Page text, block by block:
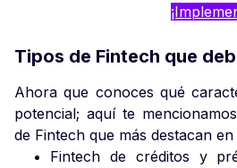
Tipos de Fintech que
Ahora que conoces qué
potencial; aquí te
de Fintech que más destacan
Fintech de créditos y